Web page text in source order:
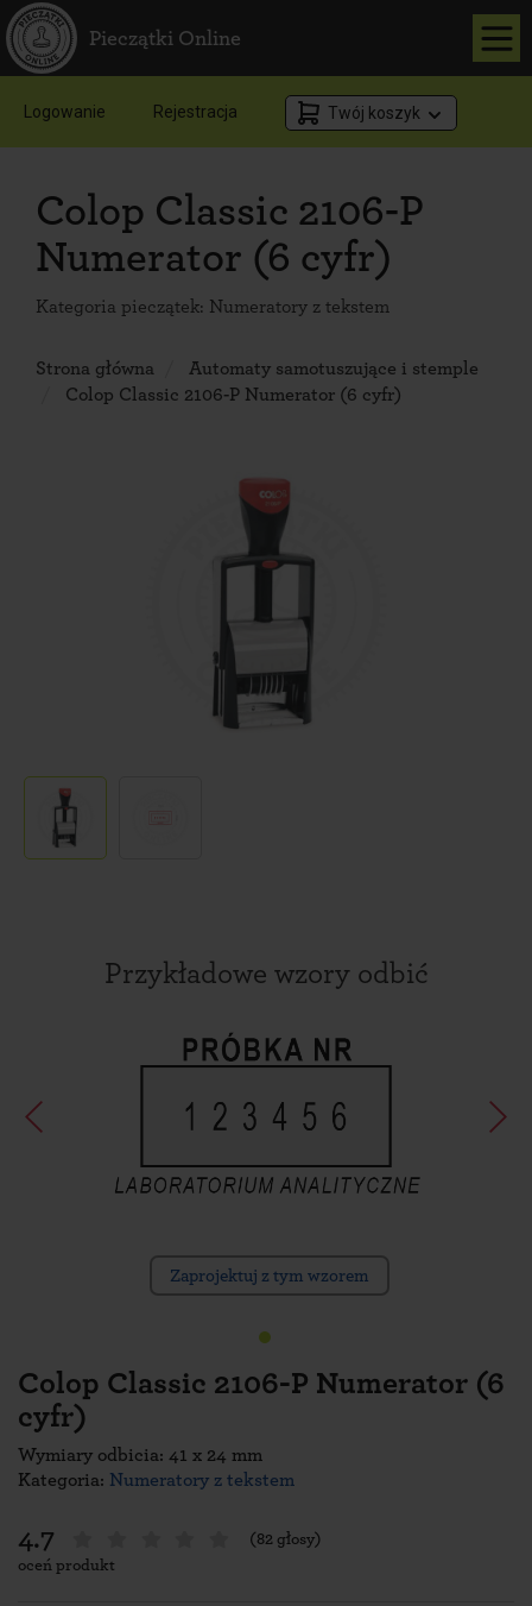
Pieczątki Online
Logowanie Rejestracja Twój koszyk
Colop Classic 2106-P
Numerator (6 cyfr)
Kategoria pieczątek: Numeratory z tekstem
Strona główna
Automaty samotuszujące i stemple
Colop Classic 2106-P Numerator (6 cyfr)
Przykładowe wzory odbić
Zaprojektuj z tym wzorem
Colop Classic 2106-P Numerator (6
cyfr)
Wymiary odbicia: 41 x 24 mm
Kategoria: Numeratory z tekstem
4.7
(82 głosy)
oceń produkt